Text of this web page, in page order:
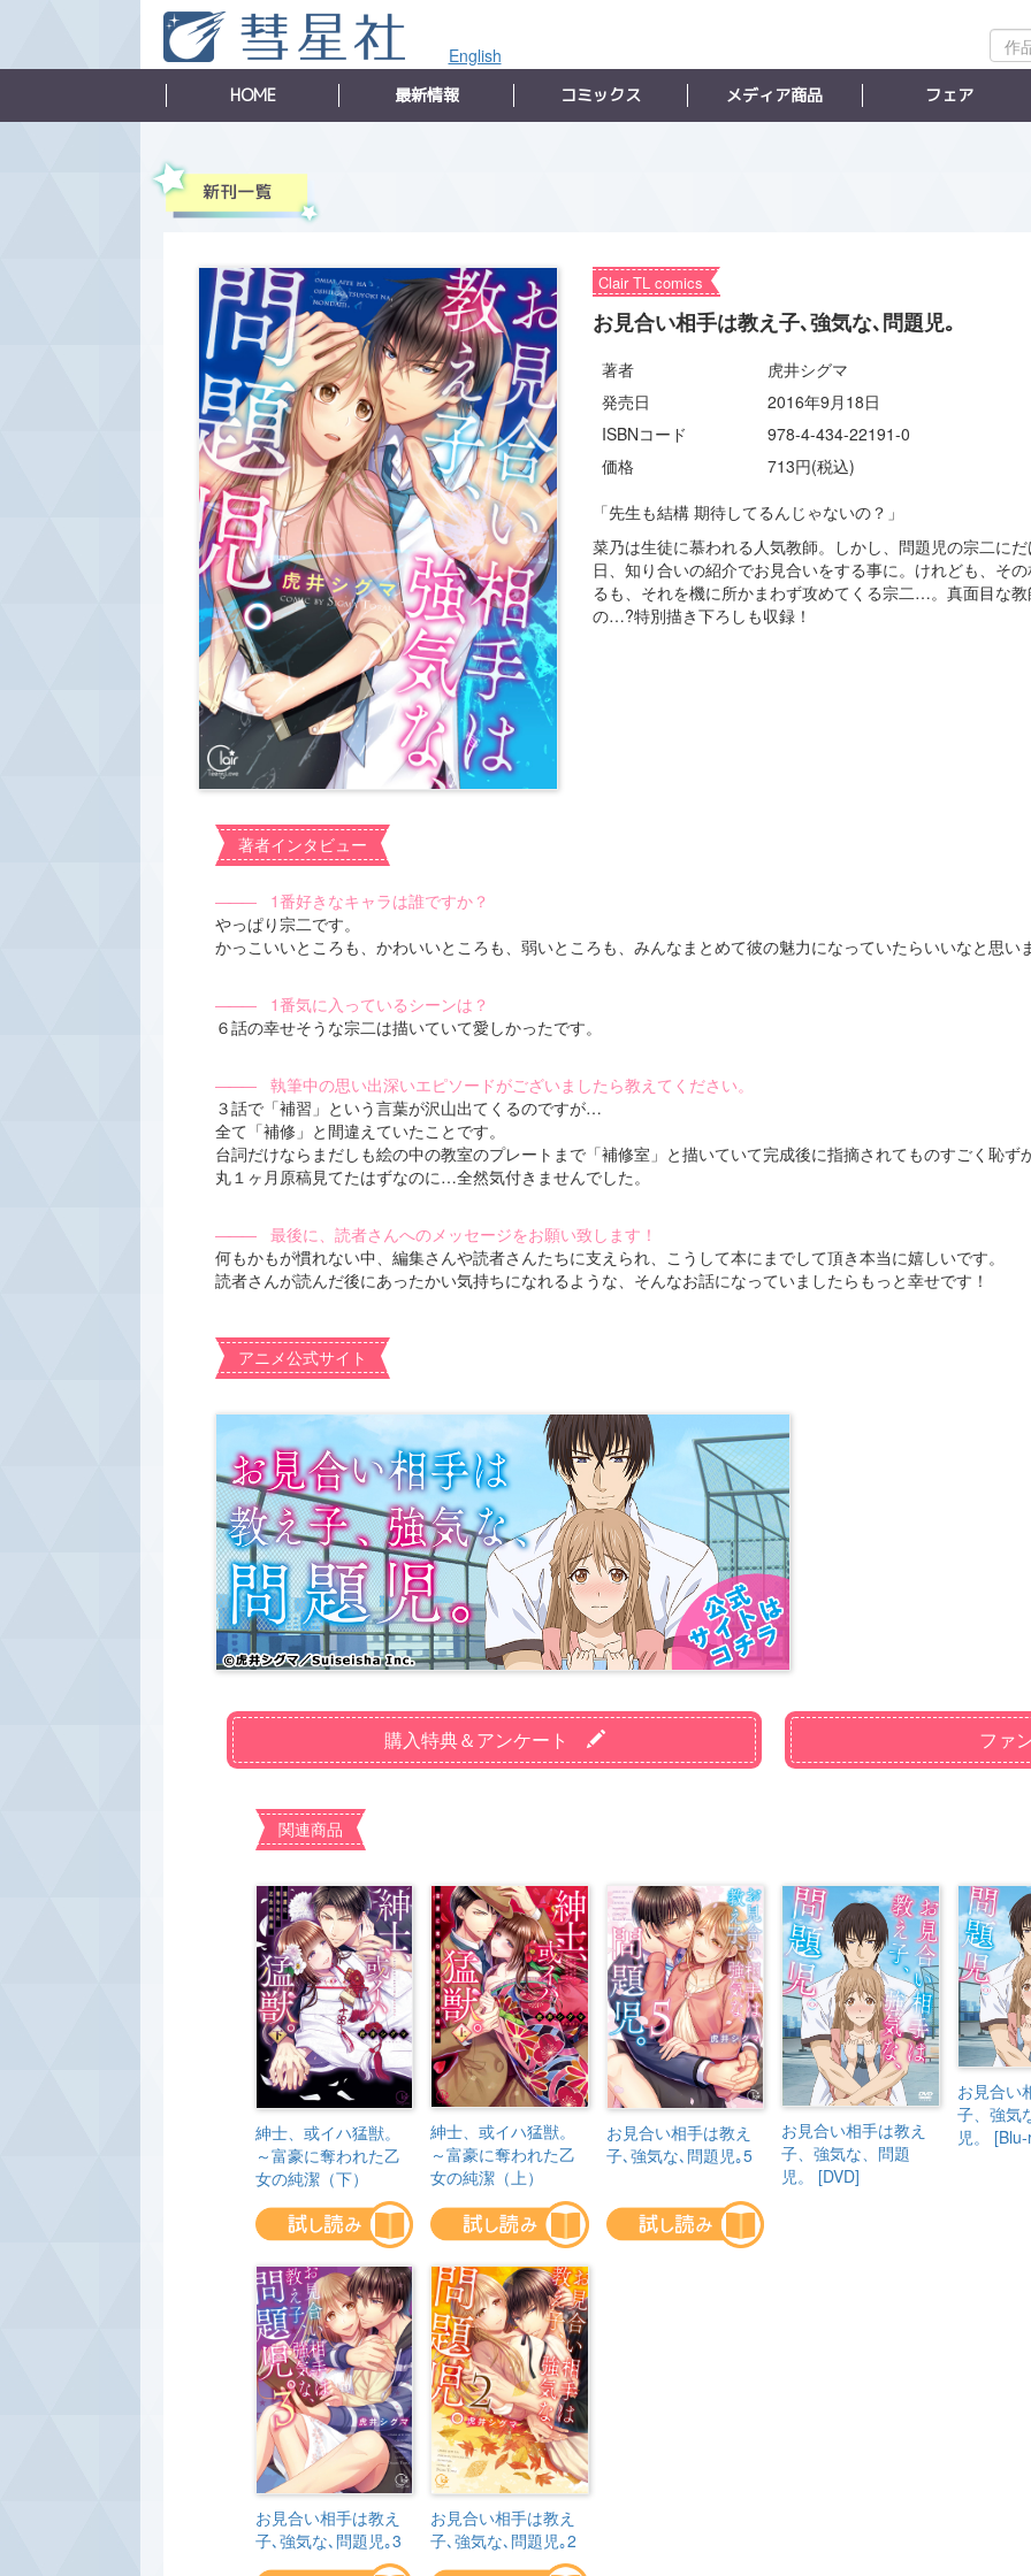
English
作
品
HOME 最新情報 コミックス メディア商品 フェア
Clair TL comics
お見合い相手は教え子､強気な､問題児｡
著者
虎井シグマ
発売日
2016年9月18日
ISBNコード
978-4-434-22191-0
価格
713円(税込)
「先生も結構 期待してるんじゃないの？」
菜乃は生徒に慕われる人気教師。しかし、問題児の宗二に
日、知り合いの紹介でお見合いをする事に。けれども、そ
るも、それを機に所かまわず攻めてくる宗二…。真面目な
の…?特別描き下ろしも収録！
著者インタビュー
―――1番好きなキャラは誰ですか？
やっぱり宗二です。
かっこいいところも、かわいいところも、弱いところも、みんなまとめて彼の魅力になっていたらいいなと思い
―――1番気に入っているシーンは？
６話の幸せそうな宗二は描いていて愛しかったです。
―――執筆中の思い出深いエピソードがございましたら教えてください。
３話で「補習」という言葉が沢山出てくるのですが…
全て「補修」と間違えていたことです。
台詞だけならまだしも絵の中の教室のプレートまで「補修室」と描いていて完成後に指摘されてものすごく恥
丸１ヶ月原稿見てたはずなのに…全然気付きませんでした。
―――最後に、読者さんへのメッセージをお願い致します！
何もかもが慣れない中、編集さんや読者さんたちに支えられ、こうして本にまでして頂き本当に嬉しいです。
読者さんが読んだ後にあったかい気持ちになれるような、そんなお話になっていましたらもっと幸せです！
アニメ公式サイト
購入特典＆アンケート ファ
関連商品
紳士、或イハ猛獣。
～富豪に奪われた乙
女の純潔（下）
紳士、或イハ猛獣。
～富豪に奪われた乙
女の純潔（上）
お見合い相手は教え
子､強気な､問題児｡5
お見合い相手は教え
子、強気な、問題
児。 [DVD]
お見合い
子、強気
児。
お見合い相手は教え
子､強気な､問題児｡3
お見合い相手は教え
子､強気な､問題児｡2